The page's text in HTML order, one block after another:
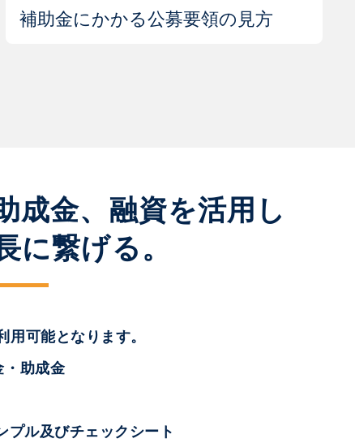
補助金にかかる公募要領の見方
成金、融資を活用し
に繋げる。
用可能となります。
・助成金
プル及びチェックシート